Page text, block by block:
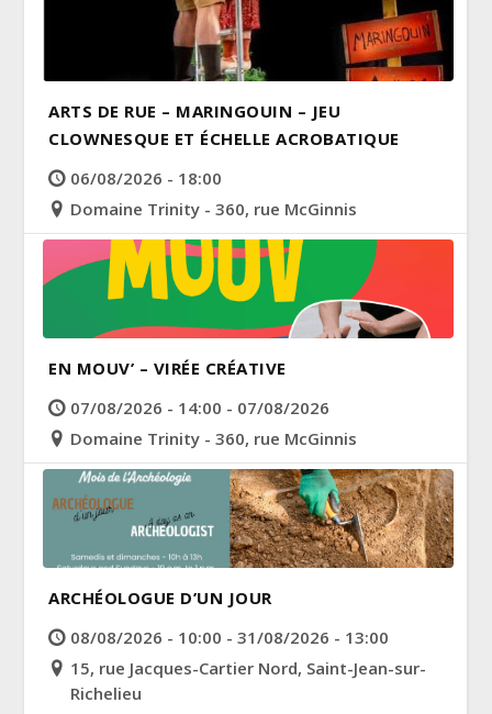
ARTS DE RUE – MARINGOUIN – JEU
CLOWNESQUE ET ÉCHELLE ACROBATIQUE
06/08/2026 - 18:00
Domaine Trinity - 360, rue McGinnis
EN MOUV’ – VIRÉE CRÉATIVE
07/08/2026 - 14:00 - 07/08/2026
Domaine Trinity - 360, rue McGinnis
ARCHÉOLOGUE D’UN JOUR
08/08/2026 - 10:00 - 31/08/2026 - 13:00
15, rue Jacques-Cartier Nord, Saint-Jean-sur-
Richelieu